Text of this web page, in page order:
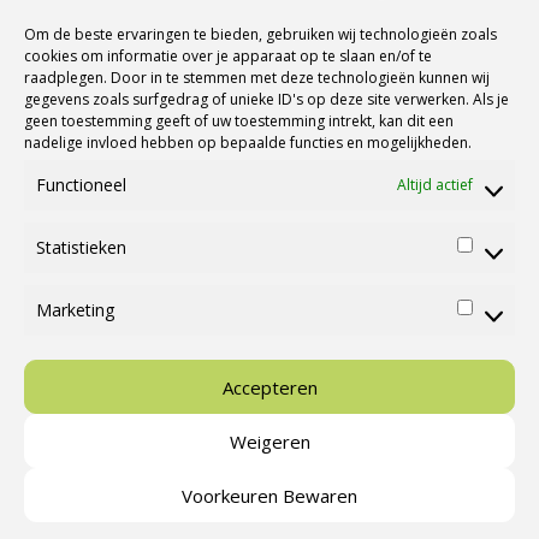
Om de beste ervaringen te bieden, gebruiken wij technologieën zoals
cookies om informatie over je apparaat op te slaan en/of te
raadplegen. Door in te stemmen met deze technologieën kunnen wij
gegevens zoals surfgedrag of unieke ID's op deze site verwerken. Als je
geen toestemming geeft of uw toestemming intrekt, kan dit een
nadelige invloed hebben op bepaalde functies en mogelijkheden.
Functioneel Altijd actief
Statistieken
Marketing
Accepteren
Weigeren
Voorkeuren Bewaren
Ⓒ Cannenburg Caravans en Campers |
Campings & Activiteiten Stallingsmogelijkheden